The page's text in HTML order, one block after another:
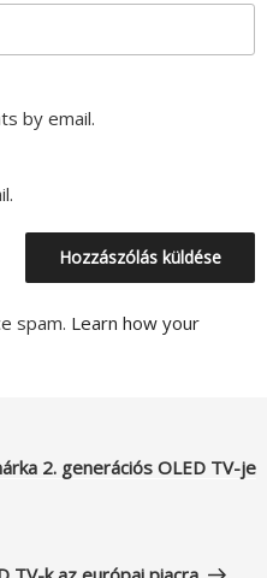
by email.
spam. Learn how your
2. generációs OLED TV-je